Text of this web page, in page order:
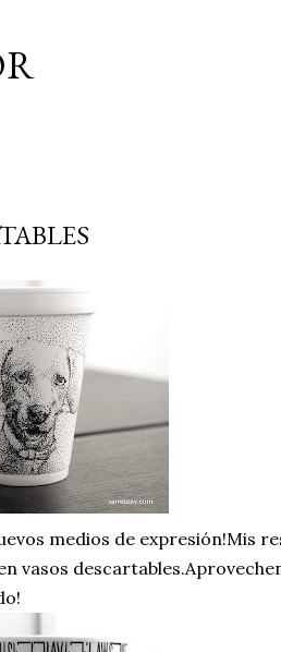
medios de expresión!Mis
vasos